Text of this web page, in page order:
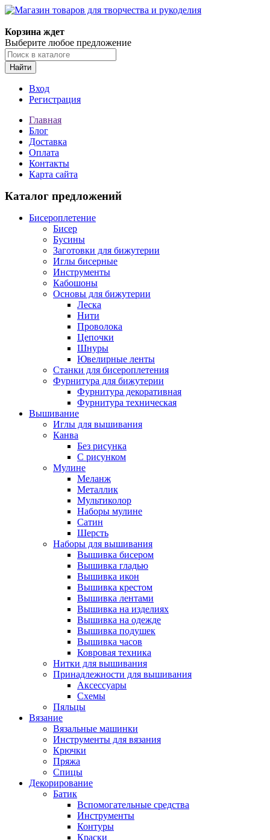
Корзина ждет
Выберите любое предложение
Найти
Вход
Регистрация
Главная
Блог
Доставка
Оплата
Контакты
Карта сайта
Каталог предложений
Бисероплетение
Бисер
Бусины
Заготовки для бижутерии
Иглы бисерные
Инструменты
Кабошоны
Основы для бижутерии
Леска
Нити
Проволока
Цепочки
Шнуры
Ювелирные ленты
Станки для бисероплетения
Фурнитура для бижутерии
Фурнитура декоративная
Фурнитура техническая
Вышивание
Иглы для вышивания
Канва
Без рисунка
С рисунком
Мулине
Меланж
Металлик
Мультиколор
Наборы мулине
Сатин
Шерсть
Наборы для вышивания
Вышивка бисером
Вышивка гладью
Вышивка икон
Вышивка крестом
Вышивка лентами
Вышивка на изделиях
Вышивка на одежде
Вышивка подушек
Вышивка часов
Ковровая техника
Нитки для вышивания
Принадлежности для вышивания
Аксессуары
Схемы
Пяльцы
Вязание
Вязальные машинки
Инструменты для вязания
Крючки
Пряжа
Спицы
Декорирование
Батик
Вспомогательные средства
Инструменты
Контуры
Краски